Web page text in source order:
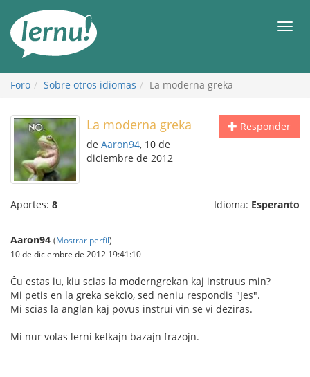
Foro Sobre otros idiomas La moderna greka
Responder
La moderna greka
de Aaron94, 10 de
diciembre de 2012
Aportes: 8 Idioma: Esperanto
Aaron94 (Mostrar perfil)
10 de diciembre de 2012 19:41:10
Ĉu estas iu, kiu scias la moderngrekan kaj instruus min?
Mi petis en la greka sekcio, sed neniu respondis "Jes".
Mi scias la anglan kaj povus instrui vin se vi deziras.
Mi nur volas lerni kelkajn bazajn frazojn.